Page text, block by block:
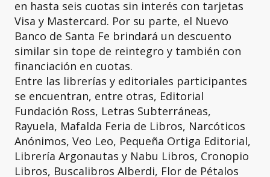
en hasta seis cuotas sin interés con tarjetas
Visa y Mastercard. Por su parte, el Nuevo
Banco de Santa Fe brindará un descuento
similar sin tope de reintegro y también con
financiación en cuotas.
Entre las librerías y editoriales participantes
se encuentran, entre otras, Editorial
Fundación Ross, Letras Subterráneas,
Rayuela, Mafalda Feria de Libros, Narcóticos
Anónimos, Veo Leo, Pequeña Ortiga Editorial,
Librería Argonautas y Nabu Libros, Cronopio
Libros, Buscalibros Alberdi, Flor de Pétalos